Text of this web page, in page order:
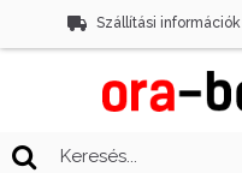
Szállítási információk